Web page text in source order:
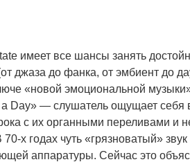
имеет все шансы занять
джаза до фанка, от эмбиент до
«новой эмоциональной
Day» — слушатель ощущает себя
с их органными переливами и
х годах чуть «грязноватый»
аппаратуры. Сейчас это